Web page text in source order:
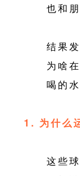
也和朋
结果发
为啥在
喝的水
1. 为什么
这些球